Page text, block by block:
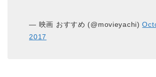
— 映画 おすすめ (@movieyachi)
2017